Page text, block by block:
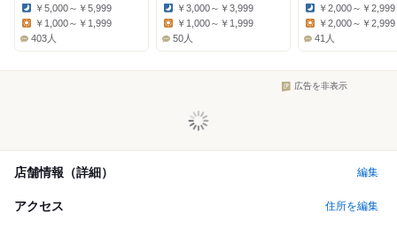
Dinner:
￥5,000～￥5,999
￥1,000～￥1,999
403人
Dinner:
￥3,000～￥3,999
Lunch:
￥1,000～￥1,999
50人
Dinner:
￥2,000～￥2,999
Lunch:
￥2,000～￥2,999
41人
広告を非表示
店舗情報（詳細） 編集
アクセス 住所を編集